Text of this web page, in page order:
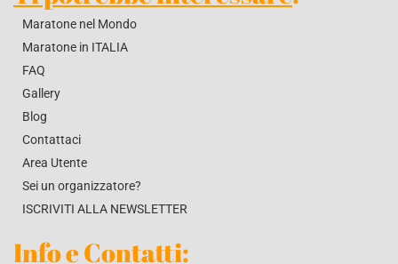
Maratone nel Mondo
Maratone in ITALIA
FAQ
Gallery
Blog
Contattaci
Area Utente
Sei un organizzatore?
ISCRIVITI ALLA NEWSLETTER
Info e Contatti: